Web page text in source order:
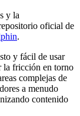
y la
oficial de
.
y fácil de usar
la fricción en torno
complejas de
a menudo
contenido